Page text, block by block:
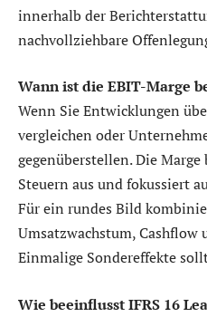
innerhalb der
nachvollziehbare
Wann ist die EBIT-Marge
Wenn Sie Entwicklungen
vergleichen oder
gegenüberstellen. Die
Steuern aus und fokussiert
Für ein rundes Bild
Umsatzwachstum,
Einmalige Sondereffekte
Wie beeinflusst IFRS 16